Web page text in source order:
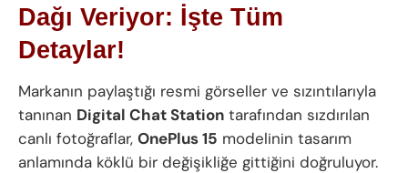
Dağı Veriyor: İşte Tüm
Detaylar!
Markanın paylaştığı resmi görseller ve sızıntılarıyla
tanınan Digital Chat Station tarafından sızdırılan
canlı fotoğraflar, OnePlus 15 modelinin tasarım
anlamında köklü bir değişikliğe gittiğini doğruluyor.